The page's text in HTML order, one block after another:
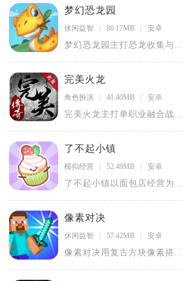
梦幻恐龙园
休闲益智 86.17MB 安卓
梦幻恐龙园主打恐龙收集与乐
完美火龙
角色扮演 41.40MB 安卓
完美火龙主打单职业融合战法
了不起小镇
模拟经营 52.49MB 安卓
了不起小镇以面包店经营为核
像素对决
休闲益智 57.42MB 安卓
像素对决用复古方块像素搭建